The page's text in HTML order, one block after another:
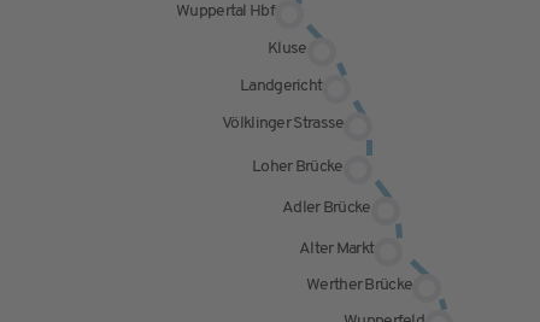
Wuppertal Hbf
Kluse
Landgericht
Völklinger Strasse
Loher Brücke
Adler Brücke
Alter Markt
Werther Brücke